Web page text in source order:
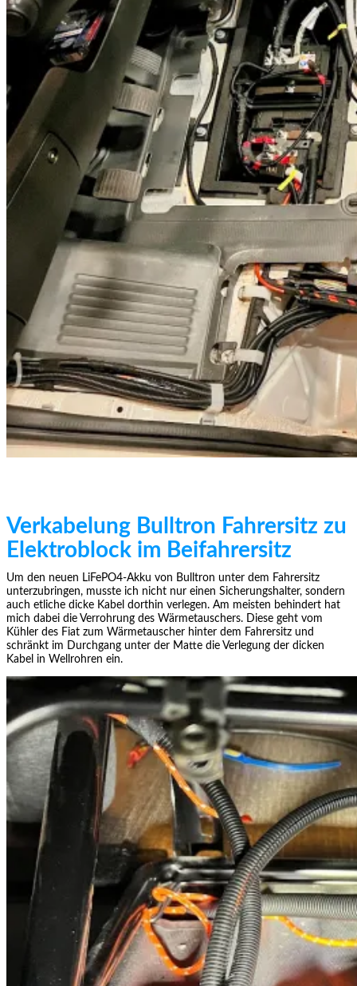
Verkabelung Bulltron Fahrersitz zu
Elektroblock im Beifahrersitz
Um den neuen LiFePO4-Akku von Bulltron unter dem Fahrersitz
unterzubringen, musste ich nicht nur einen Sicherungshalter, sondern
auch etliche dicke Kabel dorthin verlegen. Am meisten behindert hat
mich dabei die Verrohrung des Wärmetauschers. Diese geht vom
Kühler des Fiat zum Wärmetauscher hinter dem Fahrersitz und
schränkt im Durchgang unter der Matte die Verlegung der dicken
Kabel in Wellrohren ein.